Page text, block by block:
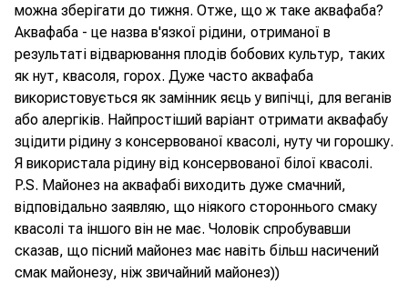
можна зберігати до тижня. Отже, що ж таке аквафаба?
Аквафаба - це назва в'язкої рідини, отриманої в
результаті відварювання плодів бобових культур, таких
як нут, квасоля, горох. Дуже часто аквафаба
використовується як замінник яєць у випічці, для веганів
або алергіків. Найпростіший варіант отримати аквафабу
зцідити рідину з консервованої квасолі, нуту чи горошку.
Я використала рідину від консервованої білої квасолі.
P.S. Майонез на аквафабі виходить дуже смачний,
відповідально заявляю, що ніякого стороннього смаку
квасолі та іншого він не має. Чоловік спробувавши
сказав, що пісний майонез має навіть більш насичений
смак майонезу, ніж звичайний майонез))